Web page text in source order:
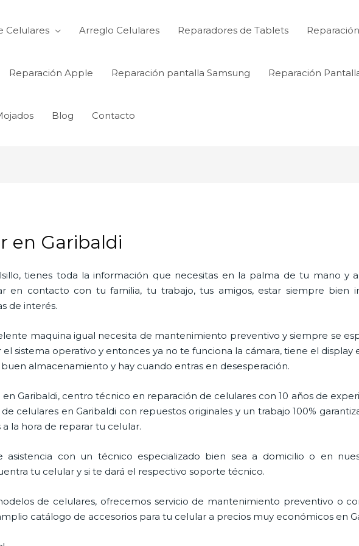
Celulares Arreglo Celulares Reparadores de Tablets
Reparación Apple Reparación pantalla Samsung Reparación
Blog Contacto
en Garibaldi
tienes toda la información que necesitas en la palma de tu mano y
en contacto con tu familia, tu trabajo, tus amigos, estar siempre bien
de interés.
maquina igual necesita de mantenimiento preventivo y siempre se
sistema operativo y entonces ya no te funciona la cámara, tiene el display
almacenamiento y hay cuando entras en desesperación.
Garibaldi, centro técnico en reparación de celulares con 10 años de
celulares en Garibaldi con repuestos originales y un trabajo 100%
la hora de reparar tu celular.
asistencia con un técnico especializado bien sea a domicilio o en
tu celular y si te dará el respectivo soporte técnico.
de celulares, ofrecemos servicio de mantenimiento preventivo o
catálogo de accesorios para tu celular a precios muy económicos en